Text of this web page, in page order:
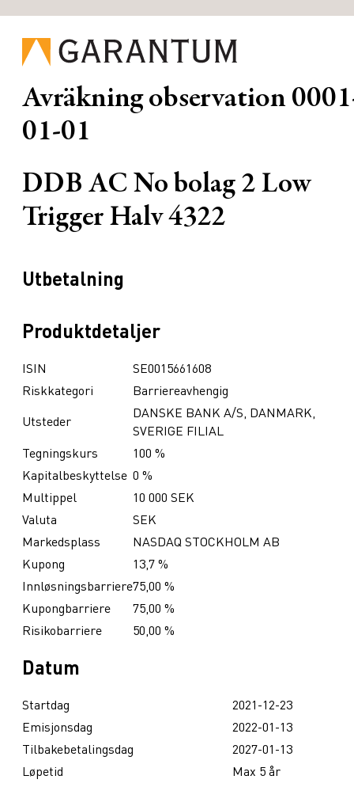
Avräkning observation
01-01
DDB AC No bolag 2 Low
Trigger Halv 4322
Utbetalning
Produktdetaljer
ISIN
SE0015661608
Riskkategori
Barriereavhengig
Utsteder
DANSKE BANK A/S, DANMARK,
SVERIGE FILIAL
Tegningskurs
100 %
Kapitalbeskyttelse 0 %
Multippel
10 000 SEK
Valuta
SEK
Markedsplass
NASDAQ STOCKHOLM AB
Kupong
13,7 %
Innløsningsbarriere75,00 %
Kupongbarriere
75,00 %
Risikobarriere
50,00 %
Datum
Startdag
2021-12-23
Emisjonsdag
2022-01-13
Tilbakebetalingsdag
2027-01-13
Løpetid
Max 5 år